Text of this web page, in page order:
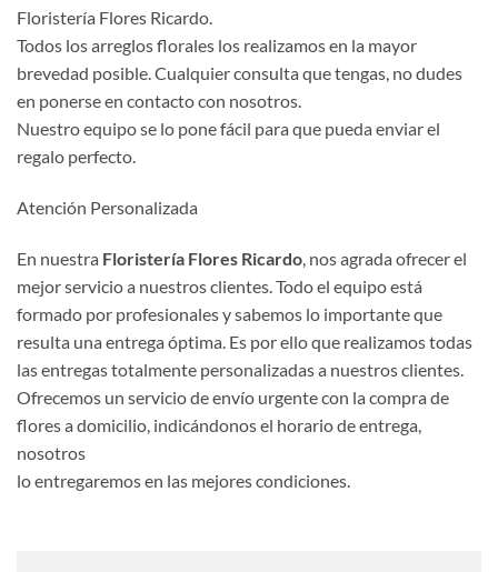
Floristería Flores Ricardo.
Todos los arreglos florales los realizamos en la mayor
brevedad posible. Cualquier consulta que tengas, no dudes
en ponerse en contacto con nosotros.
Nuestro equipo se lo pone fácil para que pueda enviar el
regalo perfecto.
Atención Personalizada
En nuestra Floristería Flores Ricardo, nos agrada ofrecer el
mejor servicio a nuestros clientes. Todo el equipo está
formado por profesionales y sabemos lo importante que
resulta una entrega óptima. Es por ello que realizamos todas
las entregas totalmente personalizadas a nuestros clientes.
Ofrecemos un servicio de envío urgente con la compra de
flores a domicilio, indicándonos el horario de entrega,
nosotros
lo entregaremos en las mejores condiciones.